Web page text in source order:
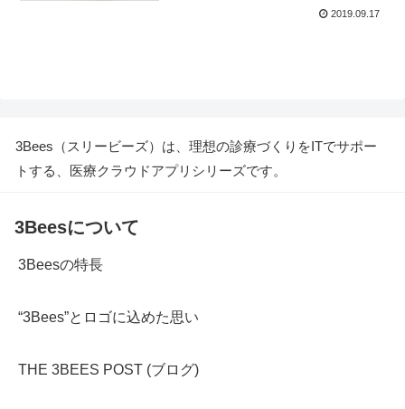
2019.09.17
3Bees（スリービーズ）は、理想の診療づくりをITでサポー
トする、医療クラウドアプリシリーズです。
3Beesについて
3Beesの特長
“3Bees”とロゴに込めた思い
THE 3BEES POST (ブログ)